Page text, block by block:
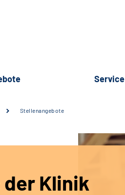
Service
Stellenangebote
Klinik